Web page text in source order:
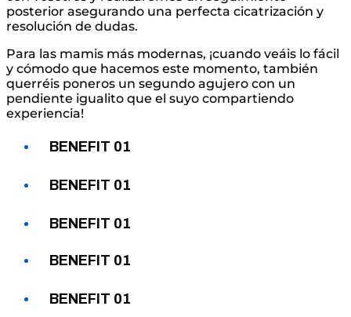
posterior asegurando una perfecta cicatrización y
resolución de dudas.
Para las mamis más modernas, ¡cuando veáis lo fácil
y cómodo que hacemos este momento, también
querréis poneros un segundo agujero con un
pendiente igualito que el suyo compartiendo
experiencia!
BENEFIT 01
BENEFIT 01
BENEFIT 01
BENEFIT 01
BENEFIT 01